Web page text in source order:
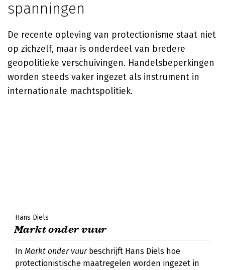
spanningen
De recente opleving van protectionisme staat niet
op zichzelf, maar is onderdeel van bredere
geopolitieke verschuivingen. Handelsbeperkingen
worden steeds vaker ingezet als instrument in
internationale machtspolitiek.
Hans Diels
Markt onder vuur
In Markt onder vuurbeschrijft Hans Diels hoe
protectionistische maatregelen worden ingezet in